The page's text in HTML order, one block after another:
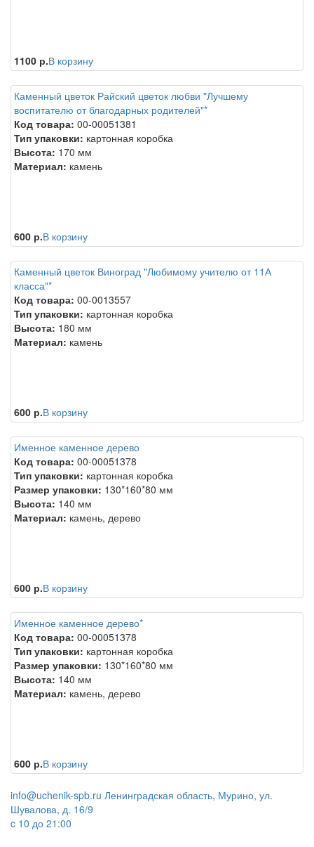
1100 р.В корзину
Каменный цветок Райский цветок любви "Лучшему
воспитателю от благодарных родителей"*
Код товара: 00-00051381
Тип упаковки: картонная коробка
Высота: 170 мм
Материал: камень
600 р.В корзину
Каменный цветок Виноград "Любимому учителю от 11А
класса"*
Код товара: 00-0013557
Тип упаковки: картонная коробка
Высота: 180 мм
Материал: камень
600 р.В корзину
Именное каменное дерево
Код товара: 00-00051378
Тип упаковки: картонная коробка
Размер упаковки: 130*160*80 мм
Высота: 140 мм
Материал: камень, дерево
600 р.В корзину
Именное каменное дерево*
Код товара: 00-00051378
Тип упаковки: картонная коробка
Размер упаковки: 130*160*80 мм
Высота: 140 мм
Материал: камень, дерево
600 р.В корзину
info@uchenik-spb.ru Ленинградская область, Мурино, ул.
Шувалова, д. 16/9
c 10 до 21:00